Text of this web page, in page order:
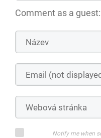
Comment as a guest:
Notify me when